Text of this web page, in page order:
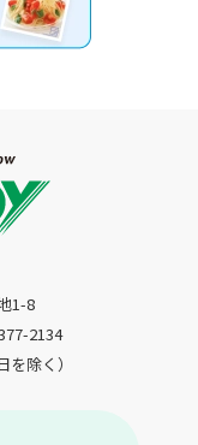
1-8
2134
除く）